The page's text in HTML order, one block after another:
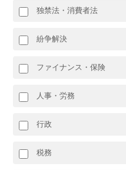
独禁法・消費者法
紛争解決
ファイナンス・保険
人事・労務
行政
税務